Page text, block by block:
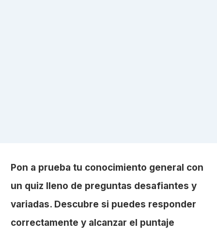
Pon a prueba tu conocimiento general con
un quiz lleno de preguntas desafiantes y
variadas. Descubre si puedes responder
correctamente y alcanzar el puntaje